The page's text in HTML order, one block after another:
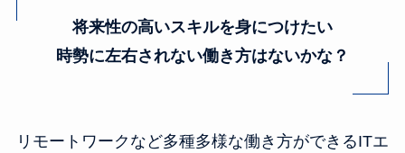
将来性の高いスキルを身につけたい
時勢に左右されない働き方はないかな？
リモートワークなど多種多様な働き方ができるITエ